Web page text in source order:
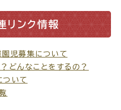
子育て便利帳
各種申請書・
リンク情報
児募集について
どんなことをするの？
ついて